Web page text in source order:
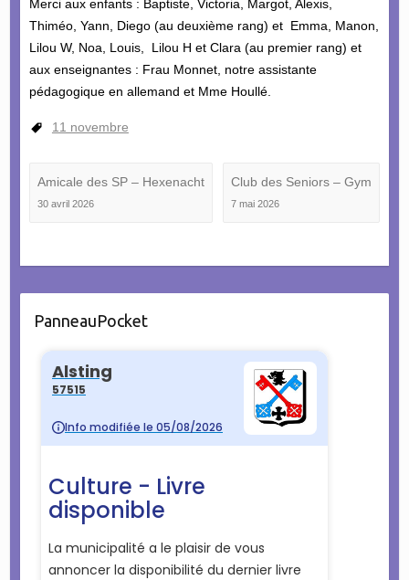
Merci aux enfants : Baptiste, Victoria, Margot, Alexis,
Thiméo, Yann, Diego (au deuxième rang) et Emma, Manon,
Lilou W, Noa, Louis, Lilou H et Clara (au premier rang) et
aux enseignantes : Frau Monnet, notre assistante
pédagogique en allemand et Mme Houllé.
11 novembre
Amicale des SP – Hexenacht
30 avril 2026
Club des Seniors – Gym
7 mai 2026
PanneauPocket